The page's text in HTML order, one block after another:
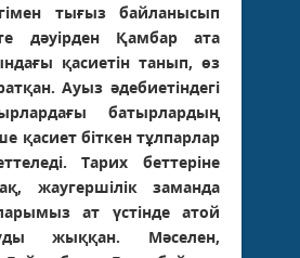
тығыз байланысып
дәуірден Қамбар ата
қасиетін танып, өз
Ауыз әдебиетіндегі
батырлардың
қасиет біткен тұлпарлар
Тарих беттеріне
жаугершілік заманда
ат үстінде атой
жыққан. Мәселен,